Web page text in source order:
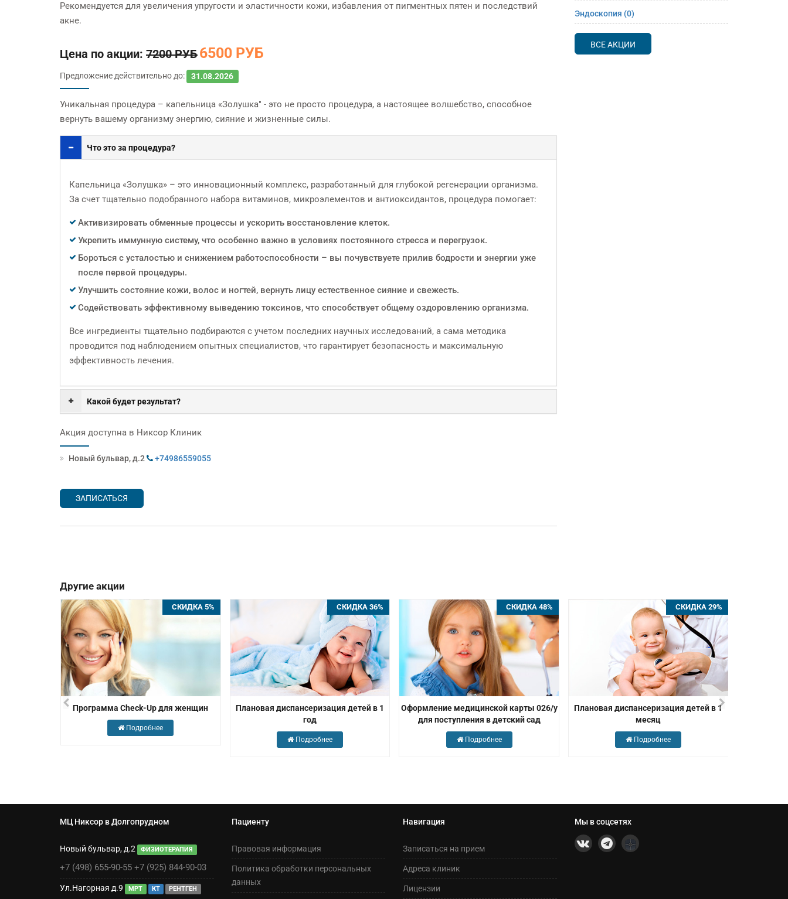
Рекомендуется для увеличения упругости и эластичности кожи, избавления от пигментных пятен и последствий
акне.
Цена по акции: 7200 РУБ6500 РУБ
Предложение действительно до: 31.08.2026
Уникальная процедура – капельница «Золушка" - это не просто процедура, а настоящее волшебство, способное
вернуть вашему организму энергию, сияние и жизненные силы.
Что это за процедура?
Капельница «Золушка» – это инновационный комплекс, разработанный для глубокой регенерации организма.
За счет тщательно подобранного набора витаминов, микроэлементов и антиоксидантов, процедура помогает:
Активизировать обменные процессы и ускорить восстановление клеток.
Укрепить иммунную систему, что особенно важно в условиях постоянного стресса и перегрузок.
Бороться с усталостью и снижением работоспособности – вы почувствуете прилив бодрости и энергии уже
после первой процедуры.
Улучшить состояние кожи, волос и ногтей, вернуть лицу естественное сияние и свежесть.
Содействовать эффективному выведению токсинов, что способствует общему оздоровлению организма.
Все ингредиенты тщательно подбираются с учетом последних научных исследований, а сама методика
проводится под наблюдением опытных специалистов, что гарантирует безопасность и максимальную
эффективность лечения.
Какой будет результат?
Акция доступна в Никсор Клиник
Новый бульвар, д.2 +74986559055
ЗАПИСАТЬСЯ
Эндоскопия (0)
ВСЕ АКЦИИ
Другие акции
СКИДКА 5%
Программа Check-Up для женщин
Подробнее
СКИДКА 36%
Плановая диспансеризация детей в 1
год
Подробнее
СКИДКА 48%
Оформление медицинской карты 026/у
для поступления в детский сад
Подробнее
СКИДКА 29%
Плановая диспансеризация детей в 1
месяц
Подробнее
МЦ Никсор в Долгопрудном
Новый бульвар, д.2 ФИЗИОТЕРАПИЯ
+7 (498) 655-90-55 +7 (925) 844-90-03
Ул.Нагорная д.9 МРТ КТ РЕНТГЕН
Пациенту
Правовая информация
Политика обработки персональных
данных
Навигация
Записаться на прием
Адреса клиник
Лицензии
Мы в соцсетях